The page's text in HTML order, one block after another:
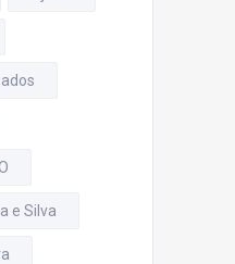
e Silva